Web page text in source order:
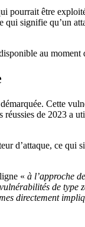
être
signifie qu’un
au
Cette
de 2023
d’attaque, ce
« à l’approche
de type
directement